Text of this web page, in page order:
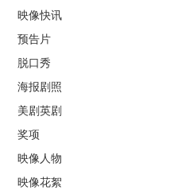
映像快讯
预告片
脱口秀
海报剧照
美剧英剧
奖项
映像人物
映像花絮